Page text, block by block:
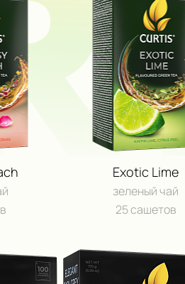
Exotic Lime
зеленый чай
25 сашетов